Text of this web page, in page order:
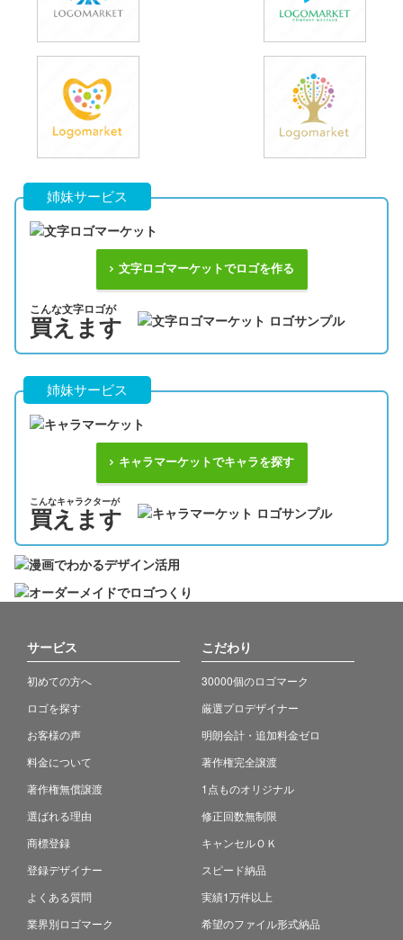
姉妹サービス
文字ロゴマーケットでロゴを作る
こんな文字ロゴが
買えます
姉妹サービス
キャラマーケットでキャラを探す
こんなキャラクターが
買えます
サービス
初めての方へ
ロゴを探す
お客様の声
料金について
著作権無償譲渡
選ばれる理由
商標登録
登録デザイナー
よくある質問
業界別ロゴマーク
こだわり
30000個のロゴマーク
厳選プロデザイナー
明朗会計・追加料金ゼロ
著作権完全譲渡
1点ものオリジナル
修正回数無制限
キャンセルＯＫ
スピード納品
実績1万件以上
希望のファイル形式納品